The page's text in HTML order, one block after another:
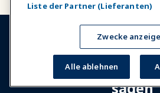
Sehen Sie, was
sagen
Liste der Partner (Lieferanten)
Zwecke
Alle ablehnen